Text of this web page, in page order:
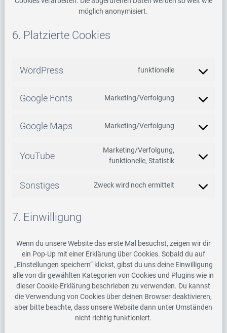
möglich anonymisiert.
6. Platzierte Cookies
WordPress funktionelle
Consent
service
Google Fonts Marketing/Verfolgung
Consent
service
Google Maps Marketing/Verfolgung
Consent
YouTube
Marketing/Verfolgung,
funktionelle, Statistik
Consent
youtube
Sonstiges Zweck wird noch ermittelt
Consent
7. Einwilligung
Wenn du unsere Website das erste Mal besuchst, zeigen wir dir
ein Pop-Up mit einer Erklärung über Cookies. Sobald du auf
„Einstellungen speichern“ klickst, gibst du uns deine Einwilligung
alle von dir gewählten Kategorien von Cookies und Plugins wie in
dieser Cookie-Erklärung beschrieben zu verwenden. Du kannst
die Verwendung von Cookies über deinen Browser deaktivieren,
aber bitte beachte, dass unsere Website dann unter Umständen
nicht richtig funktioniert.